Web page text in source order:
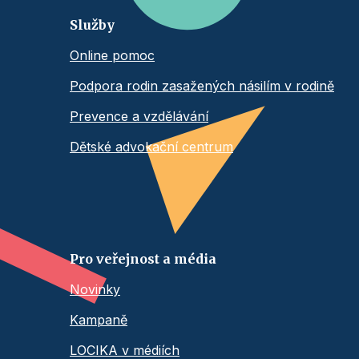
Služby
Online pomoc
Podpora rodin zasažených násilím v rodině
Prevence a vzdělávání
Dětské advokační centrum
Pro veřejnost a média
Novinky
Kampaně
LOCIKA v médiích